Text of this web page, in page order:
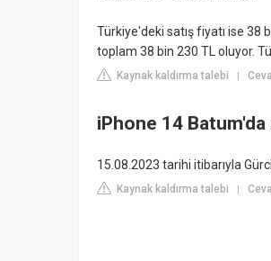
Türkiye'deki satış fiyatı ise 38
toplam 38 bin 230 TL oluyor.
Kaynak kaldırma talebi |
iPhone 14 Batum'da
15.08.2023 tarihi itibarıyla
Kaynak kaldırma talebi |